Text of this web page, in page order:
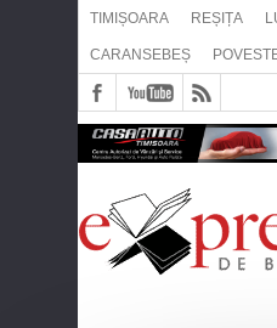
TIMIȘOARA REȘIȚA
CARANSEBEȘ